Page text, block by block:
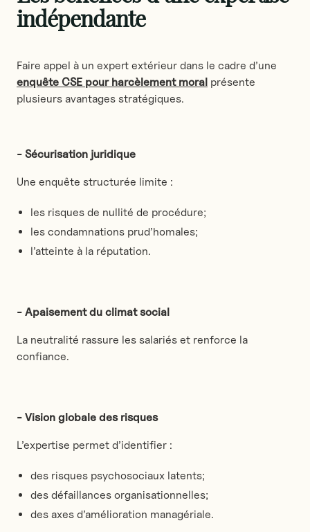
indépendante
Faire appel à un expert extérieur dans le cadre d’une
enquête CSE pour harcèlement moral présente
plusieurs avantages stratégiques.
- Sécurisation juridique
Une enquête structurée limite :
les risques de nullité de procédure;
les condamnations prud’homales;
l’atteinte à la réputation.
- Apaisement du climat social
La neutralité rassure les salariés et renforce la
confiance.
- Vision globale des risques
L’expertise permet d’identifier :
des risques psychosociaux latents;
des défaillances organisationnelles;
des axes d’amélioration managériale.